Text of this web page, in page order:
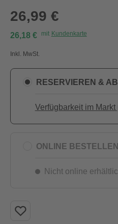
26,99 €
26,18 € mit Kundenkarte
Inkl. MwSt.
RESERVIEREN &
Verfügbarkeit im Markt
ONLINE BESTELLEN
Nicht online